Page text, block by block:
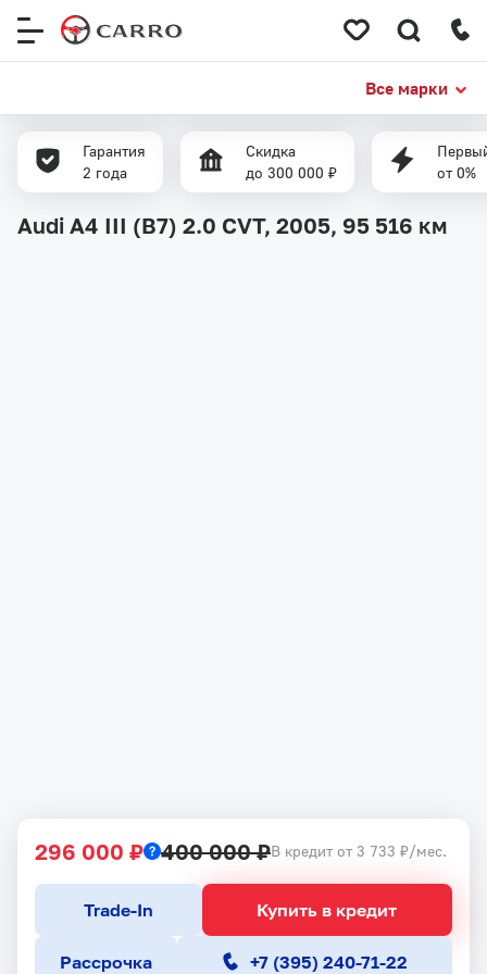
Все марки
Гарантия
2 года
Скидка
до 300 000 ₽
от 0%
Audi A4 III (B7) 2.0 CVT, 2005, 95 516 км
296 000 ₽ 400 000 ₽В кредит от 3 733 ₽/мес.
Купить в кредит
Trade-In
Рассрочка +7 (395) 240-71-22